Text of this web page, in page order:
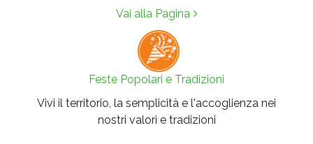
Vai alla Pagina
Feste Popolari e Tradizioni
Vivi il territorio, la semplicità e l'accoglienza nei
nostri valori e tradizioni